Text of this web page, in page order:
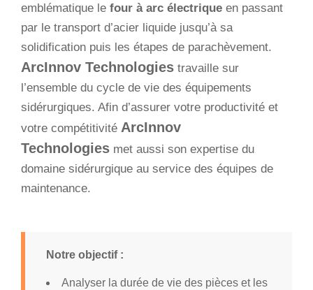
emblématique le four à arc électrique en passant
par le transport d’acier liquide jusqu’à sa
solidification puis les étapes de parachèvement.
ArcInnov Technologies travaille sur
l’ensemble du cycle de vie des équipements
sidérurgiques. Afin d’assurer votre productivité et
votre compétitivité ArcInnov
Technologies met aussi son expertise du
domaine sidérurgique au service des équipes de
maintenance.
Notre objectif :
Analyser la durée de vie des pièces et les